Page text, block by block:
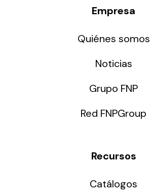
Empresa
Quiénes somos
Noticias
Grupo FNP
Red FNPGroup
Recursos
Catálogos